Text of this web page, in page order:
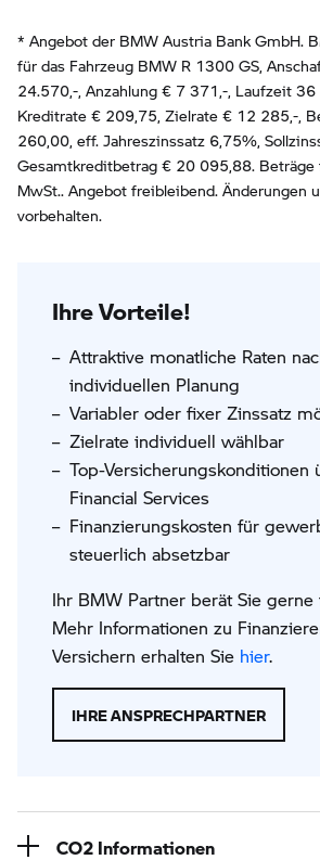
* Angebot der BMW Austria Bank GmbH.
für das Fahrzeug BMW R 1300 GS,
24.570,-, Anzahlung € 7 371,-, Laufzeit 36
Kreditrate € 209,75, Zielrate € 12 285,-,
260,00, eff. Jahreszinssatz 6,75%,
Gesamtkreditbetrag € 20 095,88. Beträge
MwSt.. Angebot freibleibend. Änderungen
vorbehalten.
Ihre Vorteile!
Attraktive monatliche Raten
individuellen Planung
Variabler oder fixer Zinssatz
Zielrate individuell wählbar
Top-Versicherungskonditionen
Financial Services
Finanzierungskosten für
steuerlich absetzbar
Ihr BMW Partner berät Sie gerne
Mehr Informationen zu
Versichern erhalten Sie hier.
IHRE ANSPRECHPARTNER
CO2 Informationen